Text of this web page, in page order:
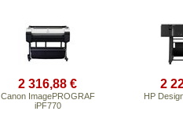
2 316,88 €
Canon ImagePROGRAF
iPF770
2
HP